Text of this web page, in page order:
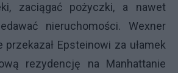
zaciągać pożyczki, a nawet
nieruchomości. Wexner
przekazał Epsteinowi za ułamek
rezydencję na Manhattanie